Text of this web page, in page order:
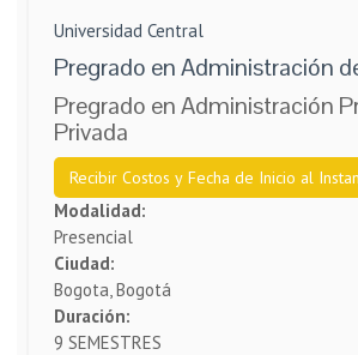
Universidad Central
Pregrado en Administración
Pregrado en Administración
Privada
Recibir Costos y Fecha de Inicio al
Modalidad:
Presencial
Ciudad:
Bogota, Bogotá
Duración:
9 SEMESTRES